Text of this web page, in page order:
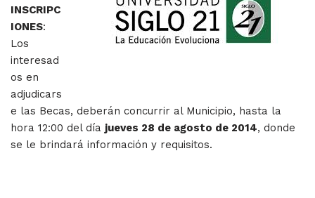
INSCRIPC
IONES:
Los
interesad
os en
adjudicars
e las Becas, deberán concurrir al Municipio, hasta la
hora 12:00 del día jueves 28 de agosto de 2014, donde
se le brindará información y requisitos.